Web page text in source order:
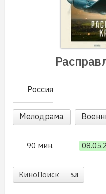
Россия
Мелодрама
90 мин.
КиноПоиск 5.8